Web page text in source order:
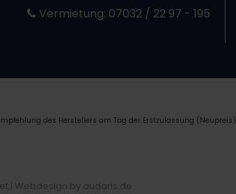
Vermietung: 07032 / 22 97 - 195
des Herstellers am Tag der Erstzulassung (Neupreis).
| Webdesign by audaris.de